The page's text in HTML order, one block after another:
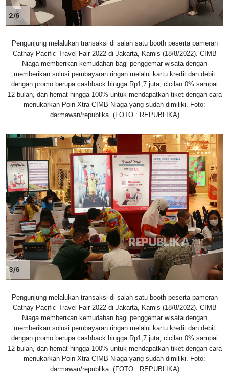
2/6
Pengunjung melalukan transaksi di salah satu booth peserta pameran
Cathay Pacific Travel Fair 2022 di Jakarta, Kamis (18/8/2022). CIMB
Niaga memberikan kemudahan bagi penggemar wisata dengan
memberikan solusi pembayaran ringan melalui kartu kredit dan debit
dengan promo berupa cashback hingga Rp1,7 juta, cicilan 0% sampai
12 bulan, dan hemat hingga 100% untuk mendapatkan tiket dengan cara
menukarkan Poin Xtra CIMB Niaga yang sudah dimiliki. Foto:
darmawan/republika. (FOTO : REPUBLIKA)
3/6
Pengunjung melalukan transaksi di salah satu booth peserta pameran
Cathay Pacific Travel Fair 2022 di Jakarta, Kamis (18/8/2022). CIMB
Niaga memberikan kemudahan bagi penggemar wisata dengan
memberikan solusi pembayaran ringan melalui kartu kredit dan debit
dengan promo berupa cashback hingga Rp1,7 juta, cicilan 0% sampai
12 bulan, dan hemat hingga 100% untuk mendapatkan tiket dengan cara
menukarkan Poin Xtra CIMB Niaga yang sudah dimiliki. Foto:
darmawan/republika. (FOTO : REPUBLIKA)